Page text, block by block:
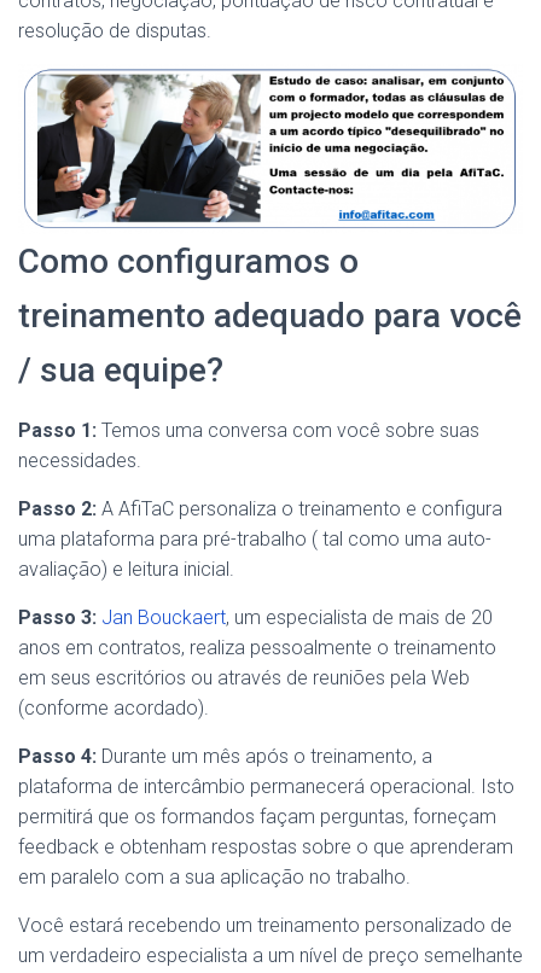
resolução de disputas.
Como configuramos o
treinamento adequado para você
/ sua equipe?
Passo 1: Temos uma conversa com você sobre suas
necessidades.
Passo 2: A AfiTaC personaliza o treinamento e configura
uma plataforma para pré-trabalho ( tal como uma auto-
avaliação) e leitura inicial.
Passo 3: Jan Bouckaert, um especialista de mais de 20
anos em contratos, realiza pessoalmente o treinamento
em seus escritórios ou através de reuniões pela Web
(conforme acordado).
Passo 4: Durante um mês após o treinamento, a
plataforma de intercâmbio permanecerá operacional. Isto
permitirá que os formandos façam perguntas, forneçam
feedback e obtenham respostas sobre o que aprenderam
em paralelo com a sua aplicação no trabalho.
Você estará recebendo um treinamento personalizado de
um verdadeiro especialista a um nível de preço semelhante